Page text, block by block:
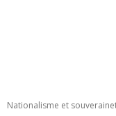
Nationalisme et